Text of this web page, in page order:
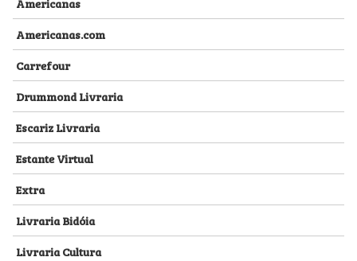
Americanas.com
Carrefour
Drummond Livraria
Escariz Livraria
Estante Virtual
Extra
Livraria Bidóia
Livraria Cultura